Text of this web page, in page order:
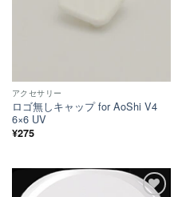
アクセサリー
ロゴ無しキャップ for AoShi V4
6×6 UV
¥275